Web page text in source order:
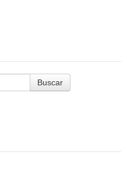
Buscar